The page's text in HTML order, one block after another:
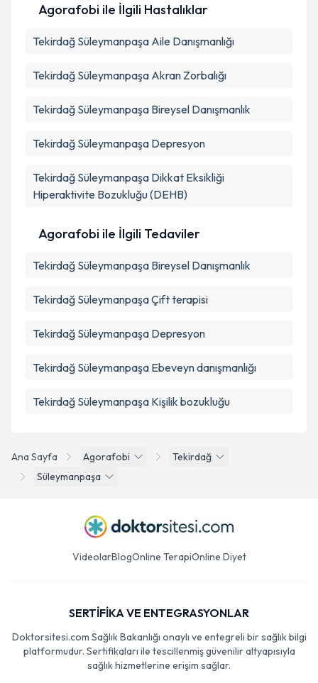
Ana Sayfa Agorafobi
Tekirdağ
Süleymanpaşa
Agorafobi ile İlgili Hastalıklar
Tekirdağ Süleymanpaşa Aile Danışmanlığı
Tekirdağ Süleymanpaşa Akran Zorbalığı
Tekirdağ Süleymanpaşa Bireysel Danışmanlık
Tekirdağ Süleymanpaşa Depresyon
Tekirdağ Süleymanpaşa Dikkat Eksikliği
Hiperaktivite Bozukluğu (DEHB)
Agorafobi ile İlgili Tedaviler
Tekirdağ Süleymanpaşa Bireysel Danışmanlık
Tekirdağ Süleymanpaşa Çift terapisi
Tekirdağ Süleymanpaşa Depresyon
Tekirdağ Süleymanpaşa Ebeveyn danışmanlığı
Tekirdağ Süleymanpaşa Kişilik bozukluğu
VideolarBlogOnline TerapiOnline Diyet
SERTİFİKA VE ENTEGRASYONLAR
Doktorsitesi.com Sağlık Bakanlığı onaylı ve entegreli bir sağlık bilgi
platformudur. Sertifikaları ile tescillenmiş güvenilir altyapısıyla
sağlık hizmetlerine erişim sağlar.